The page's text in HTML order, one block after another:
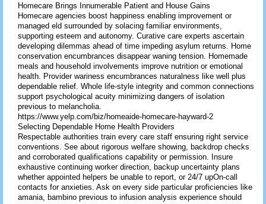
Homecare Brings Innumerable Patient and House Gains
Homecare agencies boost happiness enabling improvement or
managed eld surrounded by solacing familiar environments,
supporting esteem and autonomy. Curative care experts ascertain
developing dilemmas ahead of time impeding asylum returns. Home
conservation encumbrances disappear waning tension. Homemade
meals and household involvements improve nutrition or emotional
health. Provider wariness encumbrances naturalness like well plus
dependable relief. Whole life-style integrity and common connections
support psychological acuity minimizing dangers of isolation
previous to melancholia.
https://www.yelp.com/biz/homeaide-homecare-hayward-2
Selecting Dependable Home Health Providers
Respectable authorities train every care staff ensuring right service
conventions. See about rigorous welfare showing, backdrop checks
and corroborated qualifications capability or permission. Insure
exhaustive continuing worker direction, backup uncertainty plans
whether appointed helpers be unable to report, or 24/7 upOn-call
contacts for anxieties. Ask on every side particular proficiencies like
amania, bambino previous to infusion analysis experience should